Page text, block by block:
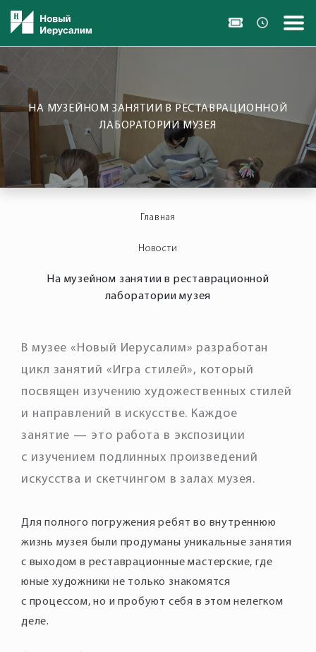
НА МУЗЕЙНОМ ЗАНЯТИИ В РЕСТАВРАЦИОННОЙ
ЛАБОРАТОРИИ МУЗЕЯ
Главная
Новости
На музейном занятии в реставрационной
лаборатории музея
В музее «Новый Иерусалим» разработан
цикл занятий «Игра стилей», который
посвящен изучению художественных стилей
и направлений в искусстве. Каждое
занятие — это работа в экспозиции
с изучением подлинных произведений
искусства и скетчингом в залах музея.
Для полного погружения ребят во внутреннюю
жизнь музея были продуманы уникальные занятия
с выходом в реставрационные мастерские, где
юные художники не только знакомятся
с процессом, но и пробуют себя в этом нелегком
деле.